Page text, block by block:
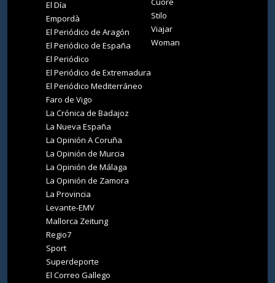
El Día
Empordà
El Periódico de Aragón
El Periódico de España
El Periódico
El Periódico de Extremadura
El Periódico Mediterráneo
Faro de Vigo
La Crónica de Badajoz
La Nueva España
La Opinión A Coruña
La Opinión de Murcia
La Opinión de Málaga
La Opinión de Zamora
La Provincia
Levante-EMV
Mallorca Zeitung
Regio7
Sport
Superdeporte
El Correo Gallego
Stilo
Viajar
Woman